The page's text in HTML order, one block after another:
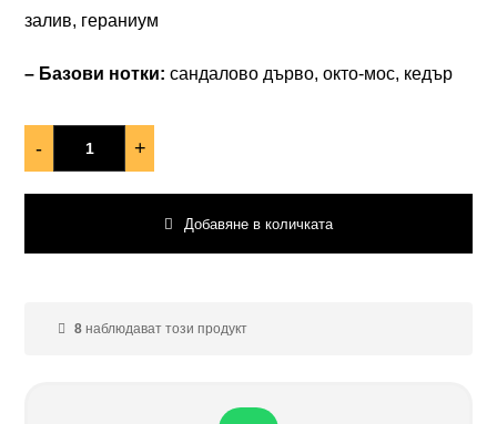
залив, гераниум
– Базови нотки:сандалово дърво, окто-мос, кедър
- +
Добавяне в количката
8 наблюдават този продукт